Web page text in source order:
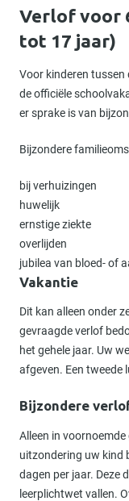
Verlof voor
tot 17 jaar)
Voor kinderen tussen
de officiële
er sprake is van
Bijzondere
bij verhuizingen
huwelijk
ernstige ziekte
overlijden
jubilea van bloed- of
Vakantie
Dit kan alleen onder
gevraagde verlof
het gehele jaar. Uw
afgeven. Een tweede
Bijzondere
Alleen in
uitzondering uw kind
dagen per jaar. Deze
leerplichtwet vallen.